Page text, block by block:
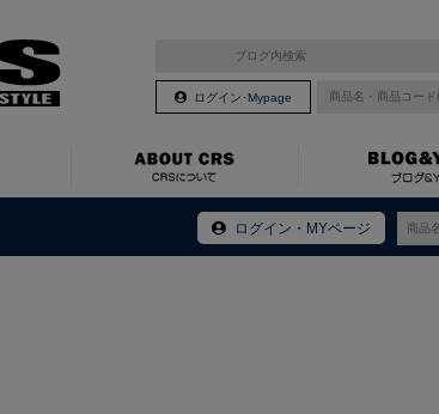
ログイン･Mypage
ログイン・MYページ